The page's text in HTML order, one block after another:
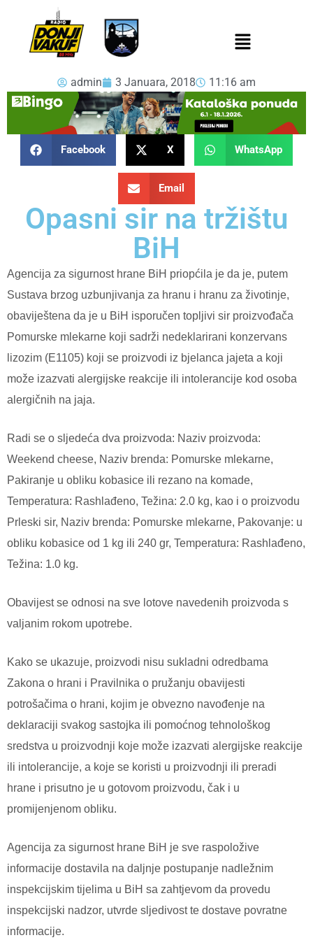
admin 3 Januara, 2018 11:16 am
Facebook X WhatsApp
Email
Opasni sir na tržištu
BiH
Agencija za sigurnost hrane BiH priopćila je da je, putem
Sustava brzog uzbunjivanja za hranu i hranu za životinje,
obaviještena da je u BiH isporučen topljivi sir proizvođača
Pomurske mlekarne koji sadrži nedeklarirani konzervans
lizozim (E1105) koji se proizvodi iz bjelanca jajeta a koji
može izazvati alergijske reakcije ili intolerancije kod osoba
alergičnih na jaja.
Radi se o sljedeća dva proizvoda: Naziv proizvoda:
Weekend cheese, Naziv brenda: Pomurske mlekarne,
Pakiranje u obliku kobasice ili rezano na komade,
Temperatura: Rashlađeno, Težina: 2.0 kg, kao i o proizvodu
Prleski sir, Naziv brenda: Pomurske mlekarne, Pakovanje: u
obliku kobasice od 1 kg ili 240 gr, Temperatura: Rashlađeno,
Težina: 1.0 kg.
Obavijest se odnosi na sve lotove navedenih proizvoda s
valjanim rokom upotrebe.
Kako se ukazuje, proizvodi nisu sukladni odredbama
Zakona o hrani i Pravilnika o pružanju obavijesti
potrošačima o hrani, kojim je obvezno navođenje na
deklaraciji svakog sastojka ili pomoćnog tehnološkog
sredstva u proizvodnji koje može izazvati alergijske reakcije
ili intolerancije, a koje se koristi u proizvodnji ili preradi
hrane i prisutno je u gotovom proizvodu, čak i u
promijenjenom obliku.
Agencija za sigurnost hrane BiH je sve raspoložive
informacije dostavila na daljnje postupanje nadležnim
inspekcijskim tijelima u BiH sa zahtjevom da provedu
inspekcijski nadzor, utvrde sljedivost te dostave povratne
informacije.